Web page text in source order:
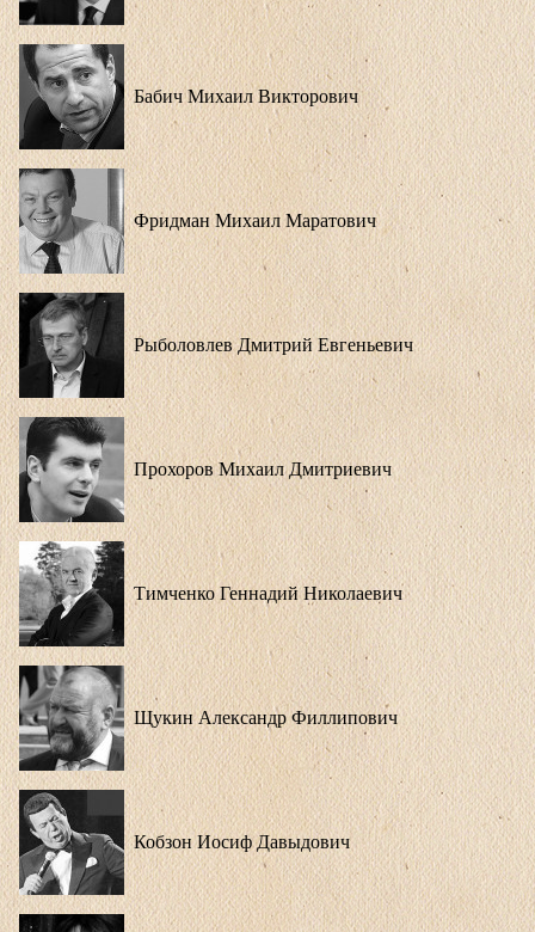
Бабич Михаил Викторович
Фридман Михаил Маратович
Рыболовлев Дмитрий Евгеньевич
Прохоров Михаил Дмитриевич
Тимченко Геннадий Николаевич
Щукин Александр Филлипович
Кобзон Иосиф Давыдович